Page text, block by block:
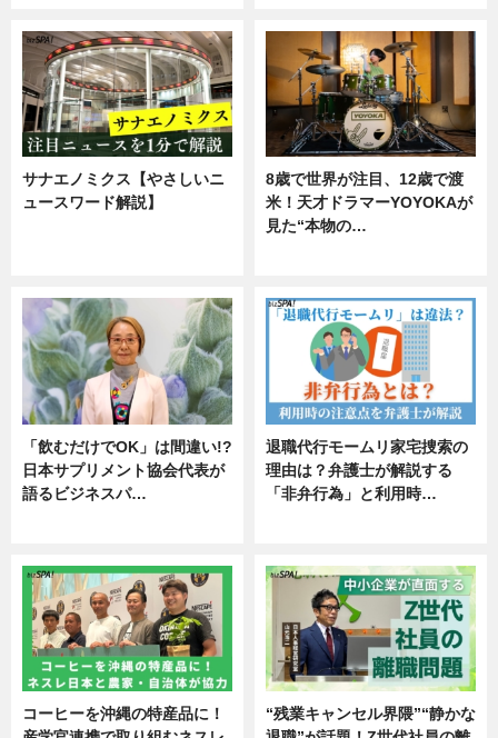
サナエノミクス【やさしいニ
ュースワード解説】
8歳で世界が注目、12歳で渡
米！天才ドラマーYOYOKAが
見た“本物の…
「飲むだけでOK」は間違い!?
日本サプリメント協会代表が
語るビジネスパ…
退職代行モームリ家宅捜索の
理由は？弁護士が解説する
「非弁行為」と利用時…
コーヒーを沖縄の特産品に！
“残業キャンセル界隈”“静かな